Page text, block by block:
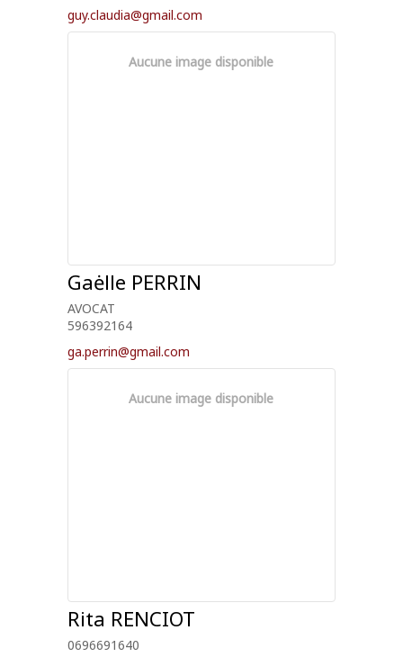
guy.claudia@gmail.com
Aucune image disponible
Gaėlle PERRIN
AVOCAT
596392164
ga.perrin@gmail.com
Aucune image disponible
Rita RENCIOT
0696691640